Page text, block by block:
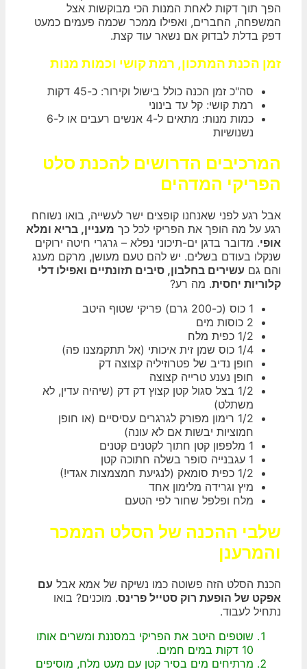
הפך תוך דקות לאחת המנות הכי מבוקשות אצל
המשפחה, החברים, ואפילו ממכר שכמה פעמים כמעט
דפק בדלת לבדוק אם נשאר עוד קצת.
זמן הכנת המתכון, רמת קושי וכמות מנות
סה"כ זמן הכנה כולל בישול וקירור: כ-45 דקות
רמת קושי: קל עד בינוני
כמות מנות: מתאים ל-4 אנשים רעבים או ל-6
נשנושיות
המרכיבים הדרושים להכנת סלט
הפריקי המדהים
אבל רגע לפני שאנחנו קופצים ישר לעשייה, בואו נשוחח
רגע על מה הופך את הפריקי לכל כךמעניין, בריא ומלא
אופי. מדובר בדגן ים-תיכוני נפלא – גרגרי חיטה ירוקים
שנקלו בעודם בשלים. יש להם טעם מעושן, מרקם מענג
והם גםעשירים בחלבון, סיבים תזונתיים ואפילו דלי
קלוריות יחסית. מה רע?
2 כוסות מים
1/2 כפית מלח
1/4 כוס שמן זית איכותי (אל תתקמצנו פה)
חופן נדיב של פטרוזיליה קצוצה דק
חופן נענע טרייה קצוצה
1/2 בצל סגול קטן קצוץ דק דק (שיהיה עדין, לא
משתלט)
1/2 רימון מפורק לגרגרים עסיסיים (או חופן
חמוציות יבשות אם לא עונה)
1/2 כפית סומאק (לנגיעת חמצמצות אגדי!)
מיץ וגרידה מלימון אחד
מלח ופלפל שחור לפי הטעם
שלבי ההכנה של הסלט הממכר
והמרענן
הכנת הסלט הזה פשוטה כמו נשיקה של אמא אבלעם
אפקט של הופעת רוק סטייל פרינס. מוכנים? בואו
נתחיל לעבוד.
שוטפים היטב את הפריקי במסננת ומשרים אותו
10 דקות במים חמים.
מרתיחים מים בסיר קטן עם מעט מלח, מוסיפים